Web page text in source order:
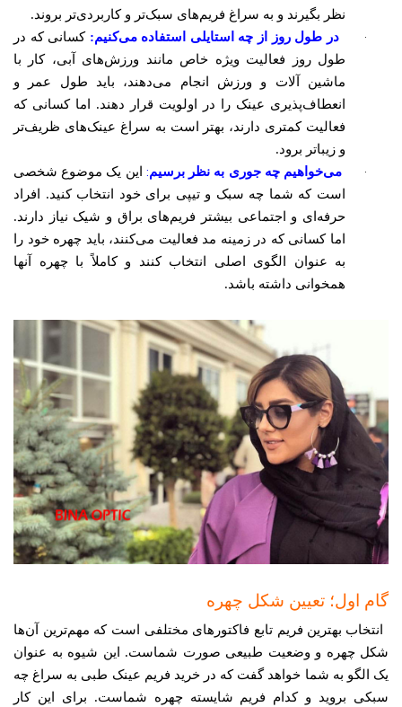
نظر بگیرند و به سراغ فریم‌های سبک‌تر و کاربردی‌تر بروند.
· در طول روز از چه استایلی استفاده می‌کنیم: کسانی که در
طول روز فعالیت ویژه خاص مانند ورزش‌های آبی، کار با
ماشین آلات و ورزش انجام می‌دهند، باید طول عمر و
انعطاف‌پذیری عینک را در اولویت قرار دهند. اما کسانی که
فعالیت کمتری دارند، بهتر است به سراغ عینک‌های ظریف‌تر
و زیباتر برود.
· می‌خواهیم چه جوری به نظر برسیم: این یک موضوع شخصی
است که شما چه سبک و تیپی برای خود انتخاب کنید. افراد
حرفه‌ای و اجتماعی بیشتر فریم‌های براق و شیک نیاز دارند.
اما کسانی که در زمینه مد فعالیت می‌کنند، باید چهره خود را
به عنوان الگوی اصلی انتخاب کنند و کاملاً با چهره آنها
همخوانی داشته باشد.
گام اول؛ تعیین شکل چهره
انتخاب بهترین فریم تابع فاکتورهای مختلفی است که مهم‌ترین آن‌ها
شکل چهره و وضعیت طبیعی صورت شماست. این شیوه به عنوان
یک الگو به شما خواهد گفت که در خرید فریم عینک طبی به سراغ چه
سبکی بروید و کدام فریم شایسته چهره شماست. برای این کار